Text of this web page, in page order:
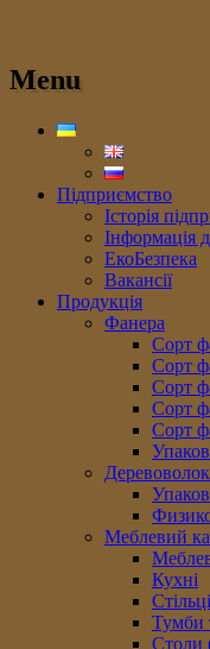
Menu
Підприємство
Історія
Інформація
ЕкоБезпека
Вакансії
Продукція
Фанера
Сорт
Сорт
Сорт
Сорт
Сорт
Меблевий
Кухні
Тумби
Столи